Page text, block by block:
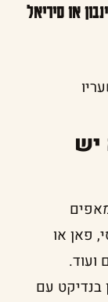
סינבון או סיריאל
יש
פאן או
ועוד.
בנדיקט עם